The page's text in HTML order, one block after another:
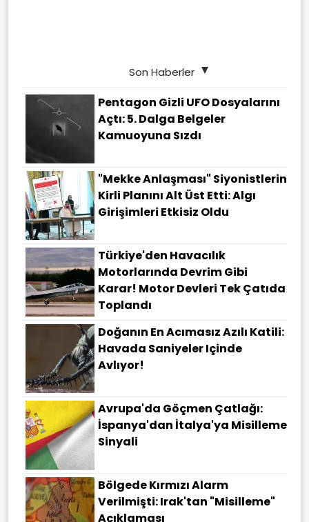
Son Haberler
Pentagon Gizli UFO Dosyalarını
Açtı: 5. Dalga Belgeler
Kamuoyuna Sızdı
"Mekke Anlaşması" Siyonistlerin
Kirli Planını Alt Üst Etti: Algı
Girişimleri Etkisiz Oldu
Türkiye'den Havacılık
Motorlarında Devrim Gibi
Karar! Motor Devleri Tek Çatıda
Toplandı
Doğanın En Acımasız Azılı Katili:
Havada Saniyeler Içinde
Avlıyor!
Avrupa'da Göçmen Çatlağı:
İspanya'dan İtalya'ya Misilleme
Sinyali
Bölgede Kırmızı Alarm
Verilmişti: Irak'tan "misilleme"
Açıklaması